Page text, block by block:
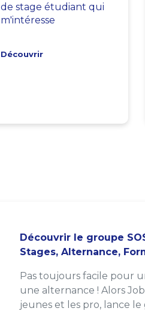
de stage étudiant qui
m'intéresse
Découvrir
Découvrir le groupe
Stages, Alternance,
Pas toujours facile pour
une alternance ! Alors
jeunes et les pro, lance